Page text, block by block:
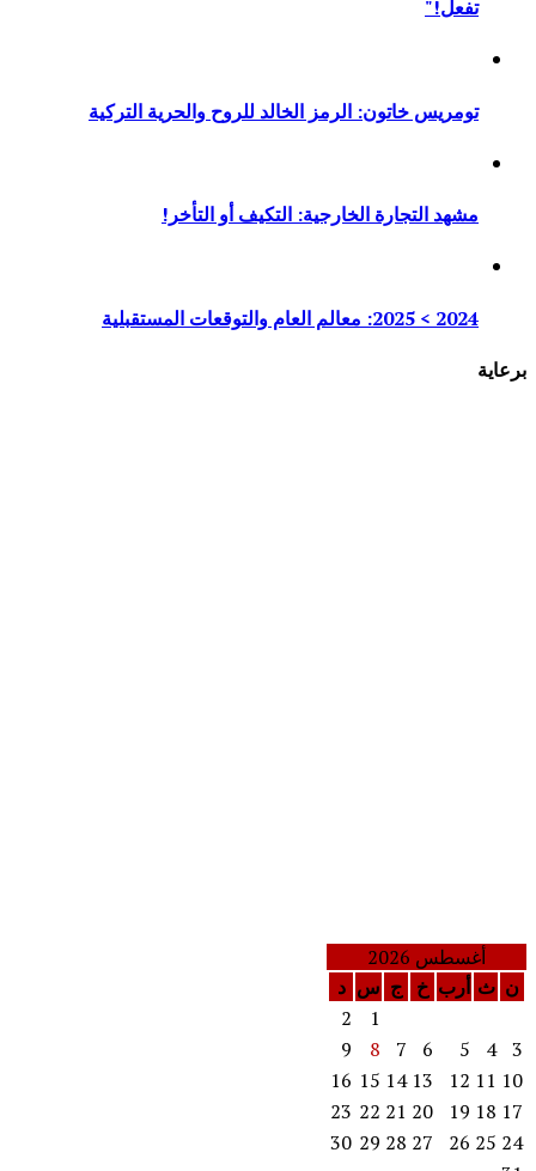
تفعل!"
تومريس خاتون: الرمز الخالد للروح والحرية التركية
مشهد التجارة الخارجية: التكيف أو التأخر!
2024 > 2025: معالم العام والتوقعات المستقبلية
برعاية
أغسطس 2026
ن ث أرب خ ج س د
1
2
3
4
5
6
7
8
9
10
11
12
13
14
15
16
17
18
19
20
21
22
23
24
25
26
27
28
29
30